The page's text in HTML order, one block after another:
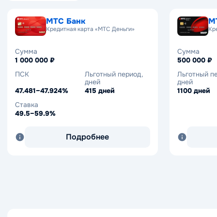
МТС Банк
Кредитная карта «МТС Деньги»
Сумма
1 000 000 ₽
ПСК
47.481–47.924%
Льготный период,
дней
415 дней
Ставка
49.5–59.9%
Подробнее
Сумма
500 000 ₽
Льготный
дней
1100 дней
МТС Банк
Кредит «Под залог недвижимости»
Сумма
до 20 000 000 ₽
ПСК
Ставка
18.5–24.9%
до 240 мес.
Сумма
20 000 – 15
ПСК